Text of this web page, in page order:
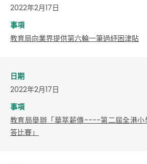
2022年2月17日
事項
教育局向業界提供第六輪一筆過紓困津貼
日期
2022年2月17日
事項
教育局舉辦「華萃薪傳----第二屆全港小
答比賽」